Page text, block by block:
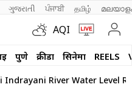
ગુજરાતી ਪੰਜਾਬੀ தமிழ்
AQI
पुणे क्रीडा सिनेमा REELS
Indrayani River Water Level